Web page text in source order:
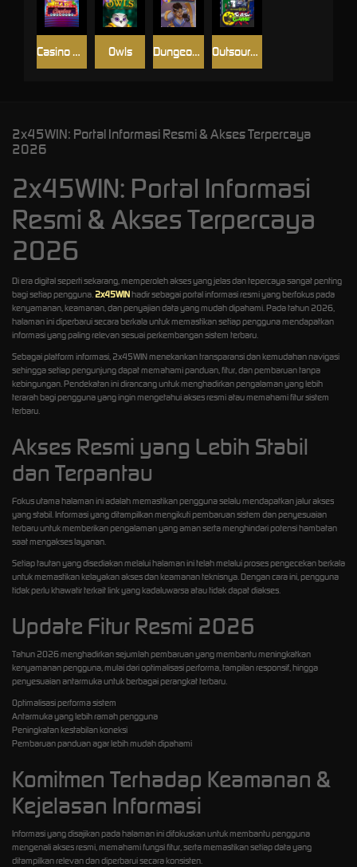
Casino Win Spin Dungeon Quest Outsourced: Slash Game
Owls
2x45WIN: Portal Informasi Resmi & Akses Terpercaya
2026
2x45WIN: Portal Informasi
Resmi & Akses Terpercaya
2026
Di era digital seperti sekarang, memperoleh akses yang jelas dan tepercaya sangat penting
bagi setiap pengguna. 2x45WINhadir sebagai portal informasi resmi yang berfokus pada
kenyamanan, keamanan, dan penyajian data yang mudah dipahami. Pada tahun 2026,
halaman ini diperbarui secara berkala untuk memastikan setiap pengguna mendapatkan
informasi yang paling relevan sesuai perkembangan sistem terbaru.
Sebagai platform informasi, 2x45WIN menekankan transparansi dan kemudahan navigasi
sehingga setiap pengunjung dapat memahami panduan, fitur, dan pembaruan tanpa
kebingungan. Pendekatan ini dirancang untuk menghadirkan pengalaman yang lebih
terarah bagi pengguna yang ingin mengetahui akses resmi atau memahami fitur sistem
terbaru.
Akses Resmi yang Lebih Stabil
dan Terpantau
Fokus utama halaman ini adalah memastikan pengguna selalu mendapatkan jalur akses
yang stabil. Informasi yang ditampilkan mengikuti pembaruan sistem dan penyesuaian
terbaru untuk memberikan pengalaman yang aman serta menghindari potensi hambatan
saat mengakses layanan.
Setiap tautan yang disediakan melalui halaman ini telah melalui proses pengecekan berkala
untuk memastikan kelayakan akses dan keamanan teknisnya. Dengan cara ini, pengguna
tidak perlu khawatir terkait link yang kadaluwarsa atau tidak dapat diakses.
Update Fitur Resmi 2026
Tahun 2026 menghadirkan sejumlah pembaruan yang membantu meningkatkan
kenyamanan pengguna, mulai dari optimalisasi performa, tampilan responsif, hingga
penyesuaian antarmuka untuk berbagai perangkat terbaru.
Optimalisasi performa sistem
Antarmuka yang lebih ramah pengguna
Peningkatan kestabilan koneksi
Pembaruan panduan agar lebih mudah dipahami
Komitmen Terhadap Keamanan &
Kejelasan Informasi
Informasi yang disajikan pada halaman ini difokuskan untuk membantu pengguna
mengenali akses resmi, memahami fungsi fitur, serta memastikan setiap data yang
ditampilkan relevan dan diperbarui secara konsisten.